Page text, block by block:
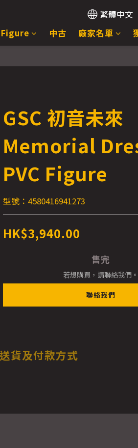
繁體中文
中古 廠家名單
GSC 初音未來
Memorial
PVC Figure
型號：4580416941273
HK$3,940.00
售完
若想購買，請聯絡我們。
聯絡我們
送貨及付款方式